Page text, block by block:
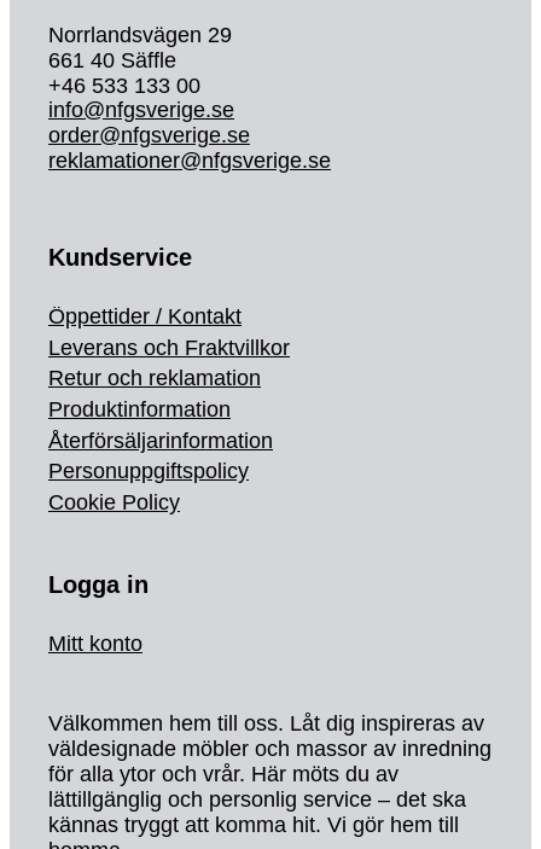
Norrlandsvägen 29
661 40 Säffle
+46 533 133 00
info@nfgsverige.se
order@nfgsverige.se
reklamationer@nfgsverige.se
Kundservice
Öppettider / Kontakt
Leverans och Fraktvillkor
Retur och reklamation
Produktinformation
Återförsäljarinformation
Personuppgiftspolicy
Cookie Policy
Logga in
Mitt konto
Välkommen hem till oss. Låt dig inspireras av
väldesignade möbler och massor av inredning
för alla ytor och vrår. Här möts du av
lättillgänglig och personlig service – det ska
kännas tryggt att komma hit. Vi gör hem till